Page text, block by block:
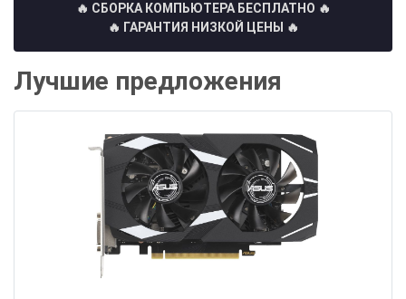
🔥 СБОРКА КОМПЬЮТЕРА БЕСПЛАТНО 🔥
🔥 ГАРАНТИЯ НИЗКОЙ ЦЕНЫ 🔥
Лучшие предложения